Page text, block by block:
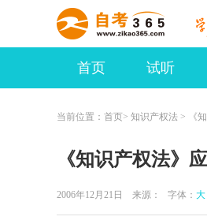
首页 试听
当前位置： 首页> 知识产权法 > 《
《知识产权法》
2006年12月21日 来源： 字体： 大